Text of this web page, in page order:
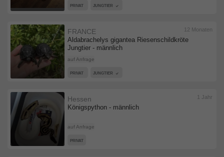
PRIVAT JUNGTIER
Aldabrachelys gigantea Riesenschildkröte
Jungtier - männlich
FRANCE
auf Anfrage
12 Monaten
PRIVAT JUNGTIER
Königspython - männlich
Hessen
auf Anfrage
1 Jahr
PRIVAT